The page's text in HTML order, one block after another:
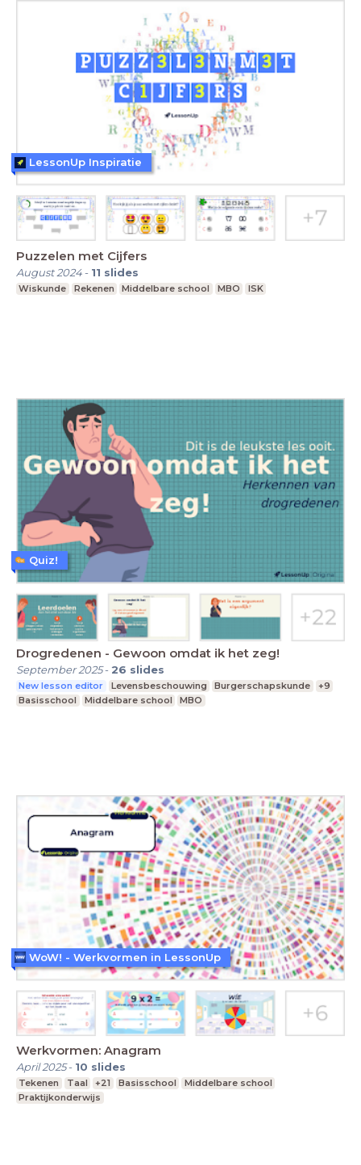
Puzzelen met Cijfers
August 2024- 11 slides
Wiskunde Rekenen Middelbare school MBO ISK
LessonUp Inspiratie
Drogredenen - Gewoon omdat ik het zeg!
September 2025- 26 slides
New lesson editor Levensbeschouwing Burgerschapskunde
+9
Basisschool
Middelbare school MBO
Quiz!
Werkvormen: Anagram
April 2025- 10 slides
Tekenen Taal +21 Basisschool
Middelbare school
Praktijkonderwijs
WoW! - Werkvormen in LessonUp